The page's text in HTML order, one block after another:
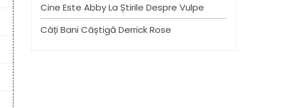
Cine Este Abby La Știrile Despre Vulpe
Câți Bani Câștigă Derrick Rose